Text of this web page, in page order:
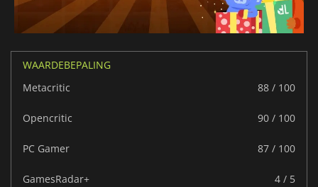
WAARDEBEPALING
Metacritic
88 / 100
Opencritic 90 / 100
PC Gamer 87 / 100
GamesRadar+ 4 / 5